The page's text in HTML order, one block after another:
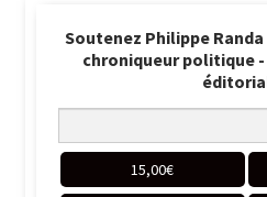
Soutenez Philippe
chroniqueur politique
15,00€